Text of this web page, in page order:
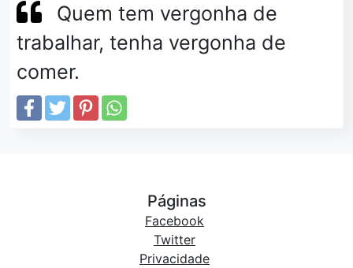
Quem tem vergonha de
trabalhar, tenha vergonha de
comer.
Páginas
Facebook
Twitter
Privacidade